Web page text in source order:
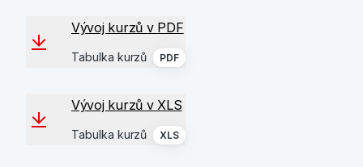
Vývoj kurzů v PDF
Tabulka kurzů PDF
Vývoj kurzů v XLS
Tabulka kurzů XLS